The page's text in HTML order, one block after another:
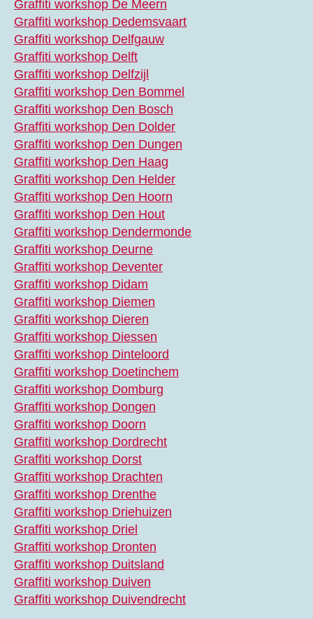
Graffiti workshop De Meern
Graffiti workshop Dedemsvaart
Graffiti workshop Delfgauw
Graffiti workshop Delft
Graffiti workshop Delfzijl
Graffiti workshop Den Bommel
Graffiti workshop Den Bosch
Graffiti workshop Den Dolder
Graffiti workshop Den Dungen
Graffiti workshop Den Haag
Graffiti workshop Den Helder
Graffiti workshop Den Hoorn
Graffiti workshop Den Hout
Graffiti workshop Dendermonde
Graffiti workshop Deurne
Graffiti workshop Deventer
Graffiti workshop Didam
Graffiti workshop Diemen
Graffiti workshop Dieren
Graffiti workshop Diessen
Graffiti workshop Dinteloord
Graffiti workshop Doetinchem
Graffiti workshop Domburg
Graffiti workshop Dongen
Graffiti workshop Doorn
Graffiti workshop Dordrecht
Graffiti workshop Dorst
Graffiti workshop Drachten
Graffiti workshop Drenthe
Graffiti workshop Driehuizen
Graffiti workshop Driel
Graffiti workshop Dronten
Graffiti workshop Duitsland
Graffiti workshop Duiven
Graffiti workshop Duivendrecht